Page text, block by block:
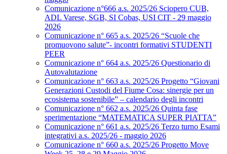
Comunicazione n°666 a.s. 2025/26 Sciopero CUB,
ADL Varese, SGB, SI Cobas, USI CIT - 29 maggio
2026
Comunicazione n° 665 a.s. 2025/26 “Scuole che
promuovono salute”- incontri formativi STUDENTI
PEER
Comunicazione n° 664 a.s. 2025/26 Questionario di
Autovalutazione
Comunicazione n° 663 a.s. 2025/26 Progetto “Giovani
Generazioni Custodi del Fiume Cosa: sinergie per un
ecosistema sostenibile” – calendario degli incontri
Comunicazione n° 662 a.s. 2025/26 Quinta fase
sperimentazione “MATEMATICA SUPER PIATTA”
Comunicazione n° 661 a.s. 2025/26 Terzo turno Esami
integrativi a.s. 2025/26 - maggio 2026
Comunicazione n° 660 a.s. 2025/26 Progetto Move